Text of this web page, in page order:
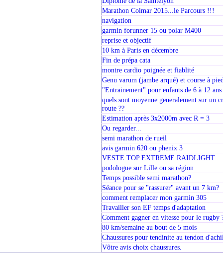
Marathon Colmar 2015...le Parcours !!!
navigation
garmin forunner 15 ou polar M400
reprise et objectif
10 km à Paris en décembre
Fin de prépa cata
montre cardio poignée et fiablité
Genu varum (jambe arqué) et course à
"Entrainement" pour enfants de 6 à 12 ans
quels sont moyenne generalement sur un
route ??
Estimation après 3x2000m avec R = 3
Ou regarder...
semi marathon de rueil
avis garmin 620 ou phenix 3
VESTE TOP EXTREME RAIDLIGHT
podologue sur Lille ou sa région
Temps possible semi marathon?
Séance pour se "rassurer" avant un 7 km?
comment remplacer mon garmin 305
Travailler son EF temps d'adaptation
Comment gagner en vitesse pour le rugby
80 km/semaine au bout de 5 mois
Chaussures pour tendinite au tendon
Vôtre avis choix chaussures.